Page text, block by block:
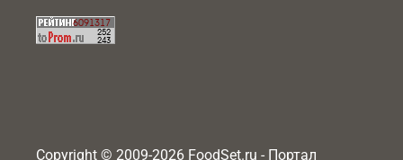
Copyright © 2009-2026 FoodSet.ru - Портал